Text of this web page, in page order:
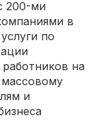
200-ми
в
по
на
и